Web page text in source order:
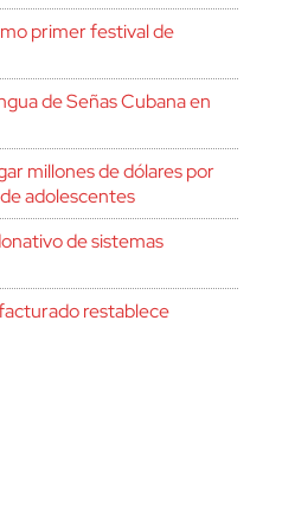
primer festival de
de Señas Cubana en
millones de dólares por
adolescentes
de sistemas
restablece